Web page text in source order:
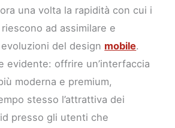
una volta la rapidità con cui i
ad assimilare e
del design mobile.
evidente: offrire un’interfaccia
moderna e premium,
stesso l’attrattiva dei
presso gli utenti che